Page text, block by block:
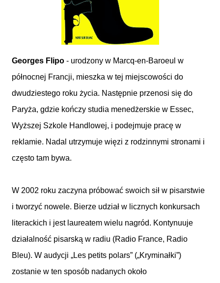
Georges Flipo - urodzony w Marcq-en-Baroeul w
północnej Francji, mieszka w tej miejscowości do
dwudziestego roku życia. Następnie przenosi się do
Paryża, gdzie kończy studia menedżerskie w Essec,
Wyższej Szkole Handlowej, i podejmuje pracę w
reklamie. Nadal utrzymuje więzi z rodzinnymi stronami i
często tam bywa.
W 2002 roku zaczyna próbować swoich sił w pisarstwie
i tworzyć nowele. Bierze udział w licznych konkursach
literackich i jest laureatem wielu nagród. Kontynuuje
działalność pisarską w radiu (Radio France, Radio
Bleu). W audycji „Les petits polars” („Kryminałki”)
zostanie w ten sposób nadanych około